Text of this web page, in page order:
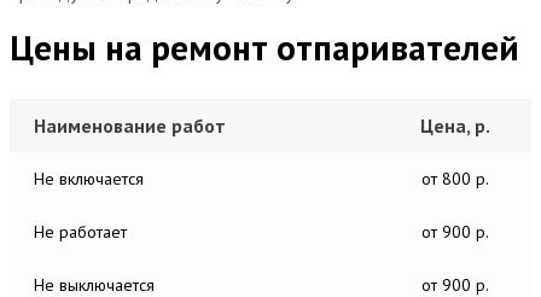
Цены на ремонт отпаривателей
Наименование работ Цена, р.
Не включается от 800 р.
Не работает от 900 р.
Не выключается от 900 р.